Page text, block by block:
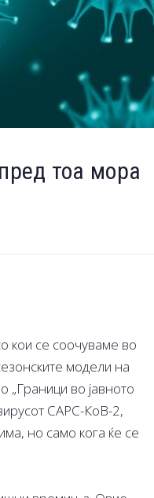
тоа мора
кои се соочуваме во
модели на
„Граници во јавното
САРС-КоВ-2,
но само кога ќе се